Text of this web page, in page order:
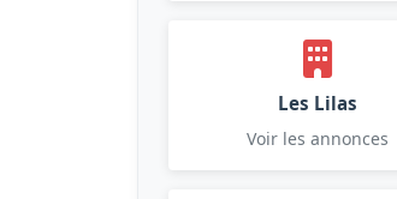
Les Lilas
Voir les annonces